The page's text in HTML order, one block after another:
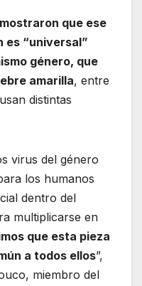
que ese
es “universal”
género, que
amarilla, entre
distintas
virus del género
los humanos
dentro del
multiplicarse en
que esta pieza
a todos ellos”,
miembro del